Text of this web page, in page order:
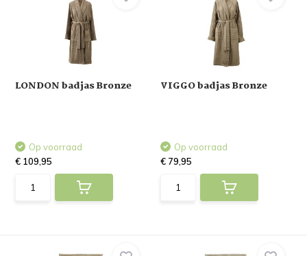
LONDON badjas Bronze
Op voorraad
€ 109,95
VIGGO badjas Bronze
Op voorraad
€ 79,95